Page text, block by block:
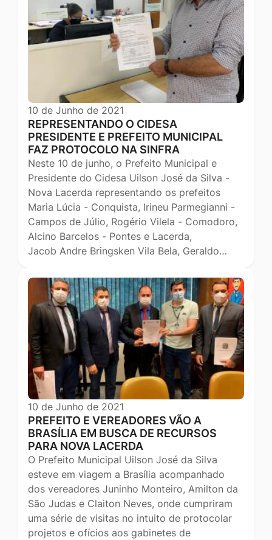
10 de Junho de 2021
REPRESENTANDO O CIDESA
PRESIDENTE E PREFEITO MUNICIPAL
FAZ PROTOCOLO NA SINFRA
Neste 10 de junho, o Prefeito Municipal e
Presidente do Cidesa Uilson José da Silva -
Nova Lacerda representando os prefeitos
Maria Lúcia - Conquista, Irineu Parmegianni -
Campos de Júlio, Rogério Vilela - Comodoro,
Alcino Barcelos - Pontes e Lacerda,
Jacob Andre Bringsken Vila Bela, Geraldo…
10 de Junho de 2021
PREFEITO E VEREADORES VÃO A
BRASÍLIA EM BUSCA DE RECURSOS
PARA NOVA LACERDA
O Prefeito Municipal Uilson José da Silva
esteve em viagem a Brasília acompanhado
dos vereadores Juninho Monteiro, Amilton da
São Judas e Claiton Neves, onde cumpriram
uma série de visitas no intuito de protocolar
projetos e ofícios aos gabinetes de